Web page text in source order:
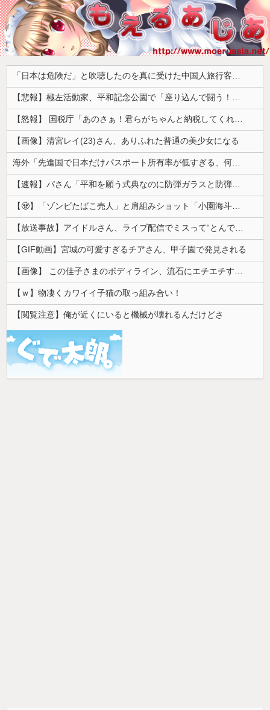
「日本は危険だ」と吹聴したのを真に受けた中国人旅行客、だが代替旅行先が日本ほど安全ではなかった結果……
【悲報】極左活動家、平和記念公園で「座り込んで闘う！」と意気込むも… → 警察に完全排除されてしまう ………
【怒報】 国税庁「あのさぁ！君らがちゃんと納税してくれないとこうなっちゃうけどどうする？！」←これw w w w w w w w
【画像】清宮レイ(23)さん、ありふれた普通の美少女になる
海外「先進国で日本だけパスポート所有率が低すぎる、何故なのか」
【速報】パさん「平和を願う式典なのに防弾ガラスと防弾バッグSP」安倍元首相の悲劇や石破前首相も同環境だったことは忘れる
【🧟】「ゾンビたばこ売人」と肩組みショット「小園海斗」に注がれる“厳しい視線” 「レギュラー剥奪も選択肢のひとつに」
【放送事故】アイドルさん、ライブ配信でミスって“とんでもないもの”を映してしまいネット騒然ｗｗｗ 【Pickup07092038】
【GIF動画】宮城の可愛すぎるチアさん、甲子園で発見される
【画像】 この佳子さまのボディライン、流石にエチエチすぎやろ！
【ｗ】物凄くカワイイ子猫の取っ組み合い！
【閲覧注意】俺が近くにいると機械が壊れるんだけどさ